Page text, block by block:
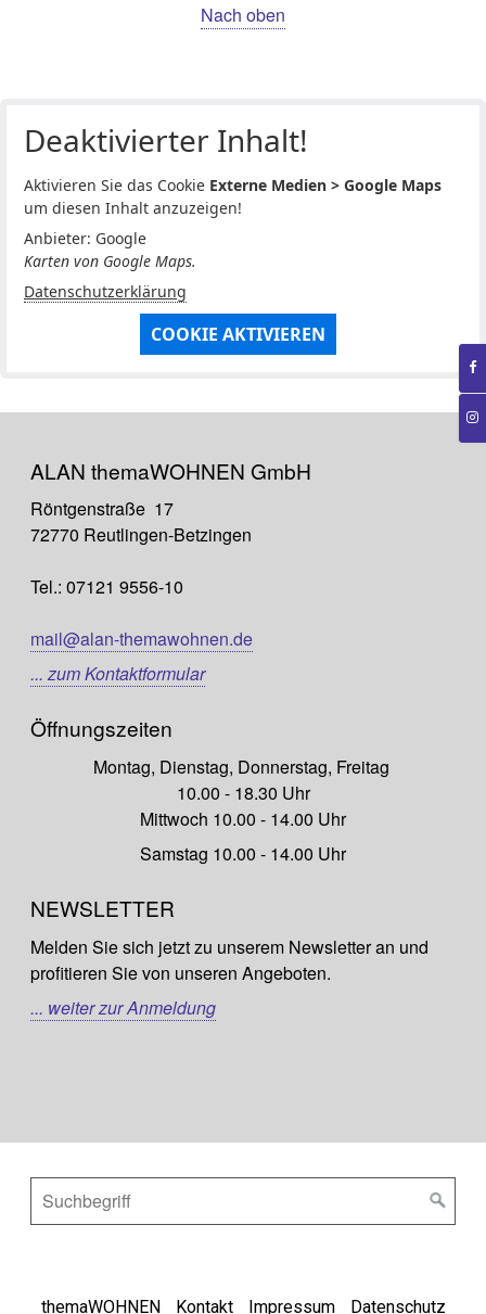
Nach oben
Deaktivierter Inhalt!
Aktivieren Sie das Cookie Externe Medien > Google Maps
um diesen Inhalt anzuzeigen!
Anbieter: Google
Karten von Google Maps.
Datenschutzerklärung
COOKIE AKTIVIEREN
ALAN themaWOHNEN GmbH
Röntgenstraße 17
72770 Reutlingen-Betzingen
Tel.: 07121 9556-10
mail@alan-themawohnen.de
... zum Kontaktformular
Öffnungszeiten
Montag, Dienstag, Donnerstag, Freitag
10.00 - 18.30 Uhr
Mittwoch 10.00 - 14.00 Uhr
Samstag 10.00 - 14.00 Uhr
NEWSLETTER
Melden Sie sich jetzt zu unserem Newsletter an und
profitieren Sie von unseren Angeboten.
... weiter zur Anmeldung
themaWOHNEN Kontakt Impressum Datenschutz